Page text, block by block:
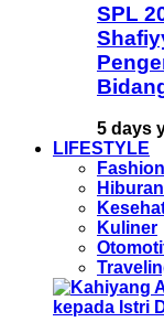
SPL
5 days
LIFESTYLE
Fashion
Hiburan
Kuliner